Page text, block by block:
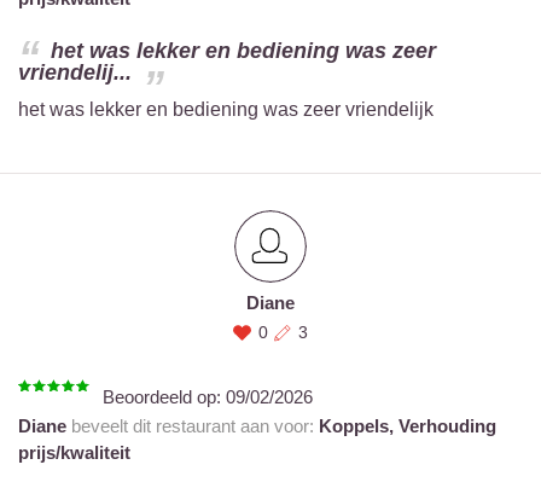
het was lekker en bediening was zeer
vriendelij...
het was lekker en bediening was zeer vriendelijk
Diane
0 3
Beoordeeld op: 09/02/2026
Diane beveelt dit restaurant aan voor: Koppels, Verhouding
prijs/kwaliteit